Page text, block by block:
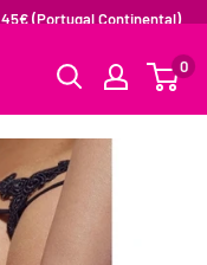
45€ (Portugal Continental)
0